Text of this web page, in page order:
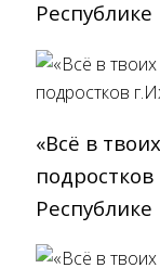
Республике
«Всё в
Республике